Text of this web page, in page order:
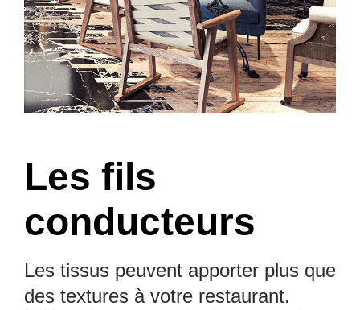
Les fils
conducteurs
Les tissus peuvent apporter plus que
des textures à votre restaurant.